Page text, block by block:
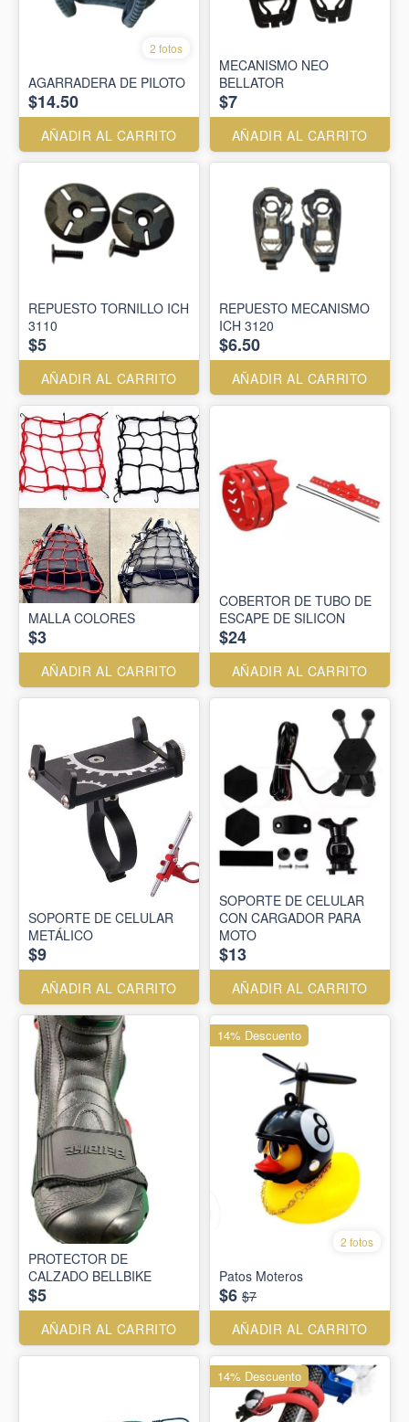
2 fotos
AGARRADERA DE PILOTO
$14.50
AÑADIR AL CARRITO
MECANISMO NEO
BELLATOR
$7
AÑADIR AL CARRITO
REPUESTO TORNILLO ICH
3110
$5
AÑADIR AL CARRITO
REPUESTO MECANISMO
ICH 3120
$6.50
AÑADIR AL CARRITO
MALLA COLORES
$3
AÑADIR AL CARRITO
COBERTOR DE TUBO DE
ESCAPE DE SILICON
$24
AÑADIR AL CARRITO
SOPORTE DE CELULAR
METÁLICO
$9
AÑADIR AL CARRITO
SOPORTE DE CELULAR
CON CARGADOR PARA
MOTO
$13
AÑADIR AL CARRITO
PROTECTOR DE
CALZADO BELLBIKE
$5
AÑADIR AL CARRITO
2 fotos
Patos Moteros
$6 $7
AÑADIR AL CARRITO
14% Descuento
14% Descuento